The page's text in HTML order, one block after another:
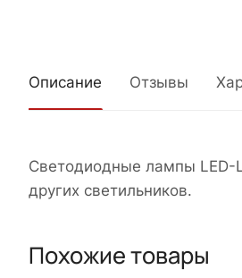
Описание Отзывы
Светодиодные лампы LED-
других светильников.
Похожие товары